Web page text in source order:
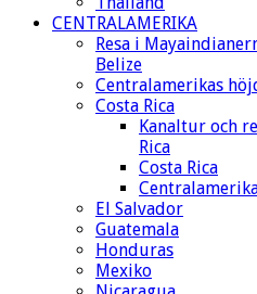
CENTRALAMERIKA
Resa i
Belize
Centralamerikas
Costa Rica
Kanaltur och
Rica
Costa Rica
El Salvador
Guatemala
Honduras
Mexiko